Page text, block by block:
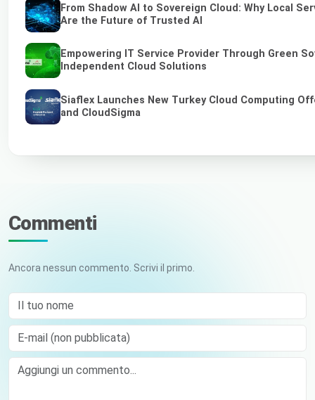
From Shadow AI to Sovereign Cloud: Why Local
Are the Future of Trusted AI
Empowering IT Service Provider Through Green
Independent Cloud Solutions
Siaflex Launches New Turkey Cloud Computing
and CloudSigma
Commenti
Ancora nessun commento. Scrivi il primo.
Il tuo nome
E-mail (non pubblicata)
Comment